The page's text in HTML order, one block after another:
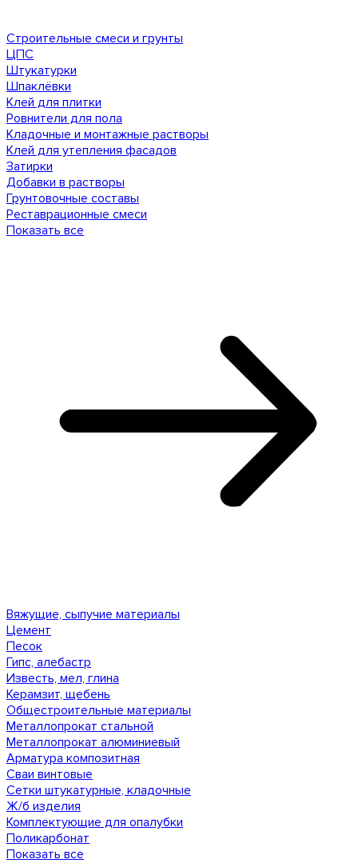
Строительные смеси и грунты
ЦПС
Штукатурки
Шпаклёвки
Клей для плитки
Ровнители для пола
Кладочные и монтажные растворы
Клей для утепления фасадов
Затирки
Добавки в растворы
Грунтовочные составы
Реставрационные смеси
Показать все
Вяжущие, сыпучие материалы
Цемент
Песок
Гипс, алебастр
Известь, мел, глина
Керамзит, щебень
Общестроительные материалы
Металлопрокат стальной
Металлопрокат алюминиевый
Арматура композитная
Сваи винтовые
Сетки штукатурные, кладочные
Ж/б изделия
Комплектующие для опалубки
Поликарбонат
Показать все